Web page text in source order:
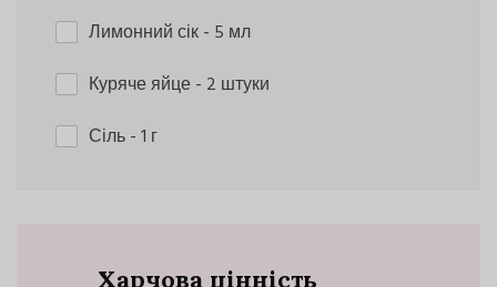
Лимонний сік- 5 мл
Куряче яйце- 2 штуки
Сіль- 1 г
Харчова цінність